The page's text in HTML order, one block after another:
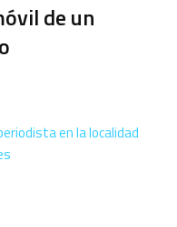
de un